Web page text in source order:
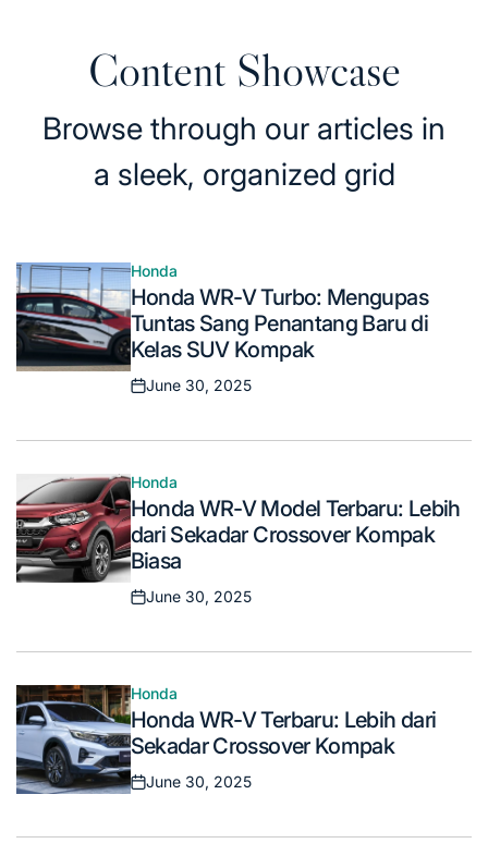
Content Showcase
Browse through our articles in
a sleek, organized grid
Posted
in
Honda
Honda WR-V Turbo: Mengupas
Tuntas Sang Penantang Baru di
Kelas SUV Kompak
Posted
June 30, 2025
Posted
in
Honda
Honda WR-V Model Terbaru: Lebih
dari Sekadar Crossover Kompak
Biasa
Posted
June 30, 2025
Posted
in
Honda
Honda WR-V Terbaru: Lebih dari
Sekadar Crossover Kompak
Posted
June 30, 2025